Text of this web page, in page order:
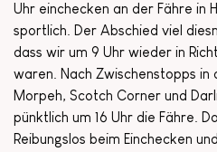
Uhr einchecken an der Fähre in
sportlich. Der Abschied viel
dass wir um 9 Uhr wieder in
waren. Nach Zwischenstopps in
Morpeh, Scotch Corner und
pünktlich um 16 Uhr die Fähre.
Reibungslos beim Einchecken